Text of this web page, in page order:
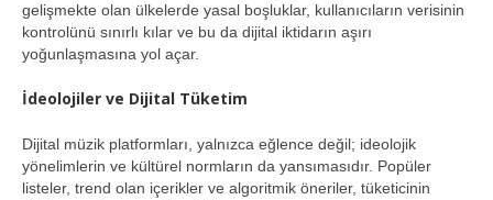
gelişmekte olan ülkelerde yasal boşluklar, kullanıcıların verisinin
kontrolünü sınırlı kılar ve bu da dijital iktidarın aşırı
yoğunlaşmasına yol açar.
İdeolojiler ve Dijital Tüketim
Dijital müzik platformları, yalnızca eğlence değil; ideolojik
yönelimlerin ve kültürel normların da yansımasıdır. Popüler
listeler, trend olan içerikler ve algoritmik öneriler, tüketicinin